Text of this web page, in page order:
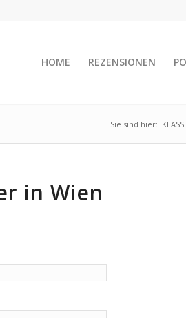
HOME REZENSIONEN
Sie sind hier:
in Wien